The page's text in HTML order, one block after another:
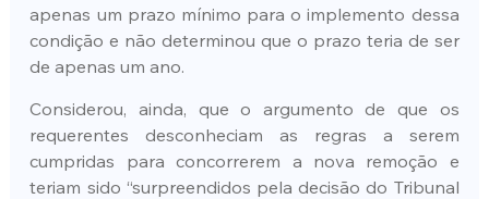
apenas um prazo mínimo para o implemento dessa
condição e não determinou que o prazo teria de ser
de apenas um ano.
Considerou, ainda, que o argumento de que os
requerentes desconheciam as regras a serem
cumpridas para concorrerem a nova remoção e
teriam sido “surpreendidos pela decisão do Tribunal